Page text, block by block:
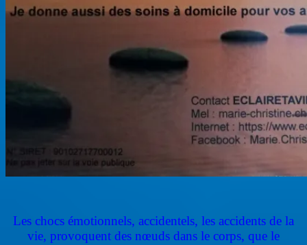
Les chocs émotionnels, accidentels, les accidents de la
vie, provoquent des nœuds dans le corps, que le